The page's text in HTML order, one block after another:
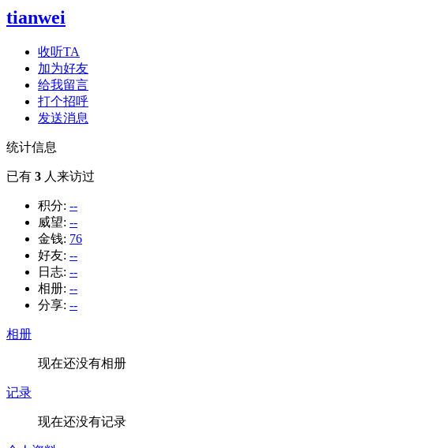
tianwei
收听TA
加为好友
给我留言
打个招呼
发送消息
统计信息
已有 3 人来访过
积分: --
威望: --
金钱: 76
好友: --
日志: --
相册: --
分享: --
相册
现在还没有相册
记录
现在还没有记录